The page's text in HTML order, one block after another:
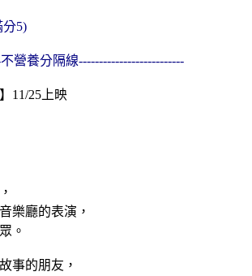
5)
營養分隔線--------------------------
11/25上映
樂廳的表演，
。
事的朋友，